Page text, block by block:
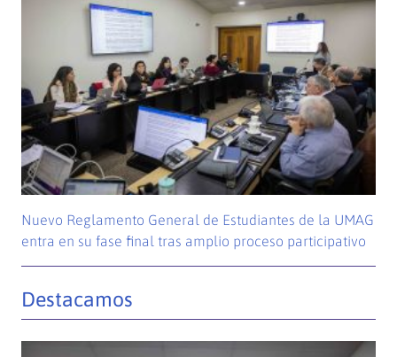
Nuevo Reglamento General de Estudiantes de la UMAG
entra en su fase final tras amplio proceso participativo
Destacamos